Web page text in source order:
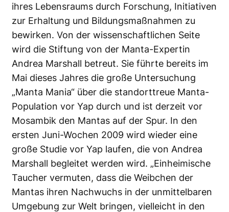
ihres Lebensraums durch Forschung, Initiativen
zur Erhaltung und Bildungsmaßnahmen zu
bewirken. Von der wissenschaftlichen Seite
wird die Stiftung von der Manta-Expertin
Andrea Marshall betreut. Sie führte bereits im
Mai dieses Jahres die große Untersuchung
„Manta Mania“ über die standorttreue Manta-
Population vor Yap durch und ist derzeit vor
Mosambik den Mantas auf der Spur. In den
ersten Juni-Wochen 2009 wird wieder eine
große Studie vor Yap laufen, die von Andrea
Marshall begleitet werden wird. „Einheimische
Taucher vermuten, dass die Weibchen der
Mantas ihren Nachwuchs in der unmittelbaren
Umgebung zur Welt bringen, vielleicht in den